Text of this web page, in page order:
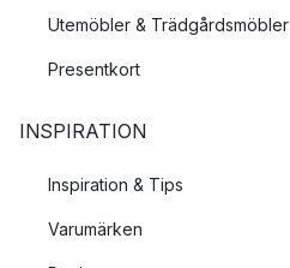
Utemöbler & Trädgårdsmöbler
Presentkort
INSPIRATION
Inspiration & Tips
Varumärken